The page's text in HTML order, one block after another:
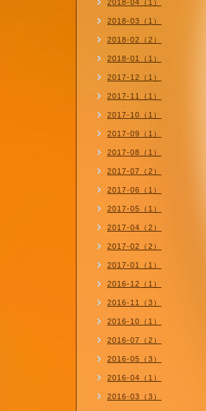
2018-04（1）
2018-03（1）
2018-02（2）
2018-01（1）
2017-12（1）
2017-11（1）
2017-10（1）
2017-09（1）
2017-08（1）
2017-07（2）
2017-06（1）
2017-05（1）
2017-04（2）
2017-02（2）
2017-01（1）
2016-12（1）
2016-11（3）
2016-10（1）
2016-07（2）
2016-05（3）
2016-04（1）
2016-03（3）